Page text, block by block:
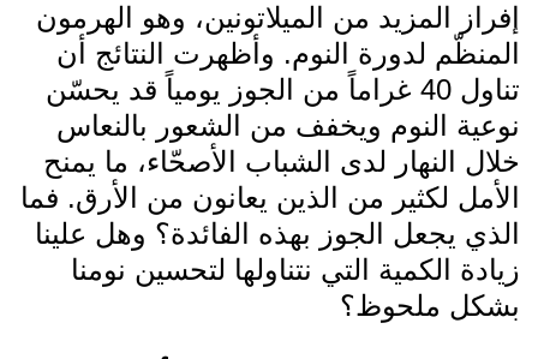
إفراز المزيد من الميلاتونين، وهو الهرمون
المنظّم لدورة النوم. وأظهرت النتائج أن
تناول 40 غراماً من الجوز يومياً قد يحسّن
نوعية النوم ويخفف من الشعور بالنعاس
خلال النهار لدى الشباب الأصحّاء، ما يمنح
الأمل لكثير من الذين يعانون من الأرق. فما
الذي يجعل الجوز بهذه الفائدة؟ وهل علينا
زيادة الكمية التي نتناولها لتحسين نومنا
بشكل ملحوظ؟